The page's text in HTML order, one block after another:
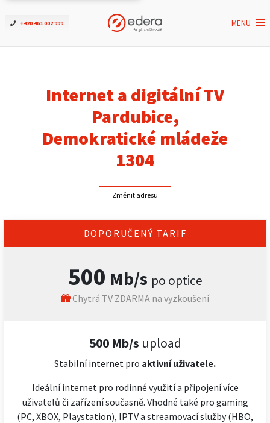
+420 461 002 999 MENU
Ověřit dostupnost
ČEZNET TV
Podpora
Internet a digitální TV
Pardubice,
Demokratické mládeže
1304
Změnit adresu
DOPORUČENÝ TARIF
500 Mb/s po optice
Chytrá TV ZDARMA na vyzkoušení
500 Mb/s upload
Stabilní internet pro aktivní uživatele.
Ideální internet pro rodinné využití a připojení více
uživatelů či zařízení současně. Vhodné také pro gaming
(PC, XBOX, Playstation), IPTV a streamovací služby (HBO,